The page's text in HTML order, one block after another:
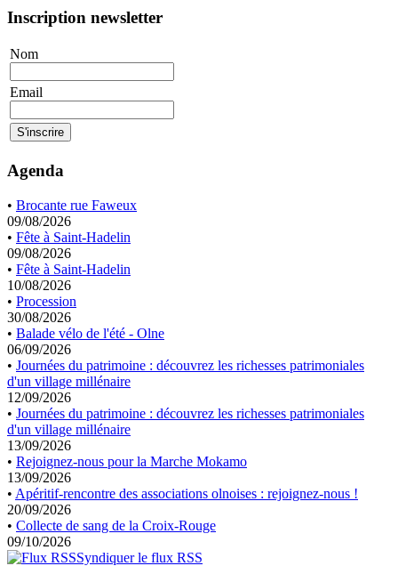
Inscription newsletter
Nom
Email
Agenda
• Brocante rue Faweux
09/08/2026
• Fête à Saint-Hadelin
09/08/2026
• Fête à Saint-Hadelin
10/08/2026
• Procession
30/08/2026
• Balade vélo de l'été - Olne
06/09/2026
• Journées du patrimoine : découvrez les richesses patrimoniales
d'un village millénaire
12/09/2026
• Journées du patrimoine : découvrez les richesses patrimoniales
d'un village millénaire
13/09/2026
• Rejoignez-nous pour la Marche Mokamo
13/09/2026
• Apéritif-rencontre des associations olnoises : rejoignez-nous !
20/09/2026
• Collecte de sang de la Croix-Rouge
09/10/2026
Syndiquer le flux RSS